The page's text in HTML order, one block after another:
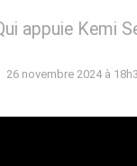
appuie Kemi
26 novembre 2024 à